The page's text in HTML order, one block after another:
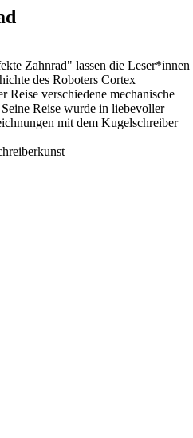
Zahnrad" lassen die Leser*innen
des Roboters Cortex
Reise verschiedene mechanische
Reise wurde in liebevoller
mit dem Kugelschreiber